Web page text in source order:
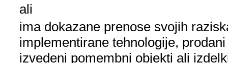
ali
ima dokazane prenose svojih
implementirane tehnologije,
izvedeni pomembni objekti ali